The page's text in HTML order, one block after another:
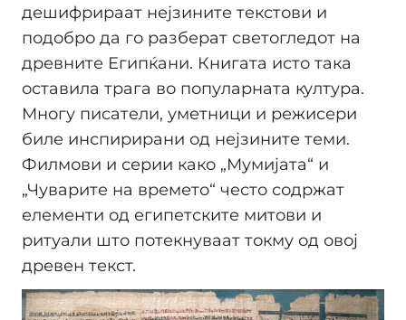
дешифрираат нејзините текстови и
подобро да го разберат светогледот на
древните Египќани. Книгата исто така
оставила трага во популарната култура.
Многу писатели, уметници и режисери
биле инспирирани од нејзините теми.
Филмови и серии како „Мумијата“ и
„Чуварите на времето“ често содржат
елементи од египетските митови и
ритуали што потекнуваат токму од овој
древен текст.